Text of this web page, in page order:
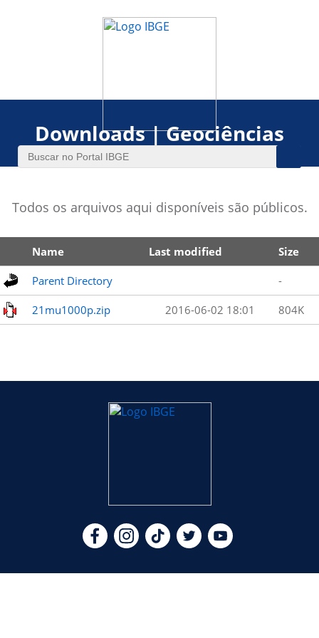
Downloads | Geociências
Todos os arquivos aqui disponíveis são públicos.
Name Last modified Size
Parent Directory -
21mu1000p.zip 2016-06-02 18:01 804K